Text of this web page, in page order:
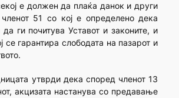
е должен да плаќа данок и други
членот 51 со кој е определено дека
ги почитува Уставот и законите, и
се гарантира слободата на пазарот и
утврди дека според членот 13
акцизата настанува со предавање